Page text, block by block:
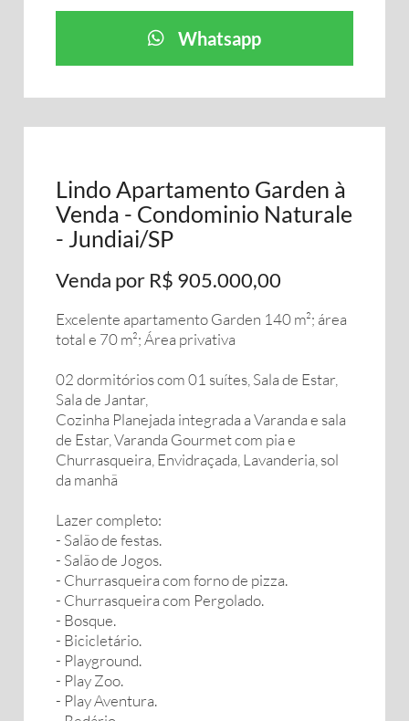
Whatsapp
Lindo Apartamento Garden à
Venda - Condominio Naturale
- Jundiai/SP
Venda por R$ 905.000,00
Excelente apartamento Garden 140 m²; área
total e 70 m²; Área privativa
02 dormitórios com 01 suítes, Sala de Estar,
Sala de Jantar,
Cozinha Planejada integrada a Varanda e sala
de Estar, Varanda Gourmet com pia e
Churrasqueira, Envidraçada, Lavanderia, sol
da manhã
Lazer completo:
- Salão de festas.
- Salão de Jogos.
- Churrasqueira com forno de pizza.
- Churrasqueira com Pergolado.
- Bosque.
- Bicicletário.
- Playground.
- Play Zoo.
- Play Aventura.